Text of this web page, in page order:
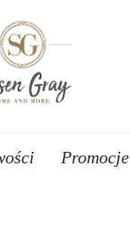
Promocje